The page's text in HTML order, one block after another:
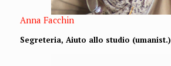
Anna Facchin
Segreteria, Aiuto allo studio (umanist.)